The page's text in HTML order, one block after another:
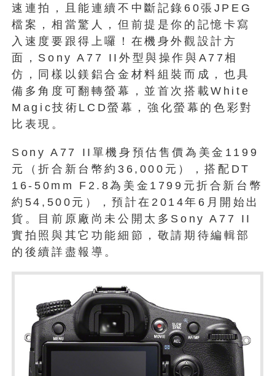
速連拍，且能連續不中斷記錄60張JPEG
檔案，相當驚人，但前提是你的記憶卡寫
入速度要跟得上囉！在機身外觀設計方
面，Sony A77 II外型與操作與A77相
仿，同樣以鎂鋁合金材料組裝而成，也具
備多角度可翻轉螢幕，並首次搭載White
Magic技術LCD螢幕，強化螢幕的色彩對
比表現。
Sony A77 II單機身預估售價為美金1199
元（折合新台幣約36,000元），搭配DT
16-50mm F2.8為美金1799元折合新台幣
約54,500元），預計在2014年6月開始出
貨。目前原廠尚未公開太多Sony A77 II
實拍照與其它功能細節，敬請期待編輯部
的後續詳盡報導。